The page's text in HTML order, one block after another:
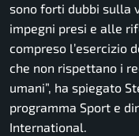
sono forti dubbi sulla
impegni presi e alle
compreso l’esercizio
che non rispettano i
umani”, ha spiegato
programma Sport e
International.